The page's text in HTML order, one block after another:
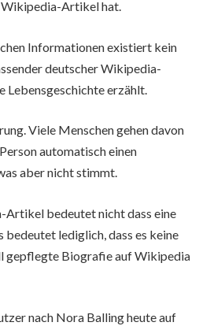
Wikipedia-Artikel hat.
Informationen existiert kein
deutscher Wikipedia-
Lebensgeschichte erzählt.
Viele Menschen gehen davon
automatisch einen
aber nicht stimmt.
Artikel bedeutet nicht dass eine
bedeutet lediglich, dass es keine
Biografie auf Wikipedia
nach Nora Balling heute auf